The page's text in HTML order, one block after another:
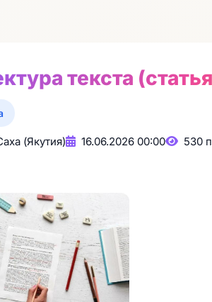
текста
(Якутия) 16.06.2026 00:00 530